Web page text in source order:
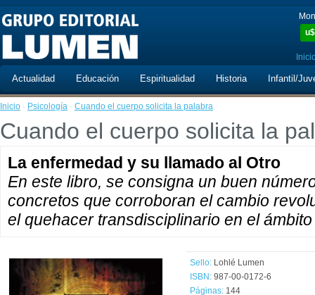
u$
Actualidad Educación Espiritualidad Historia Infantil/
Inicio · Psicología · Cuando el cuerpo solicita la palabra
Cuando el cuerpo solicita la
La enfermedad y su llamado al Otro
En este libro, se consigna un buen
concretos que corroboran el cambio
el quehacer transdisciplinario en el
Sello: Lohlé Lumen
ISBN: 987-00-0172-6
Páginas: 144